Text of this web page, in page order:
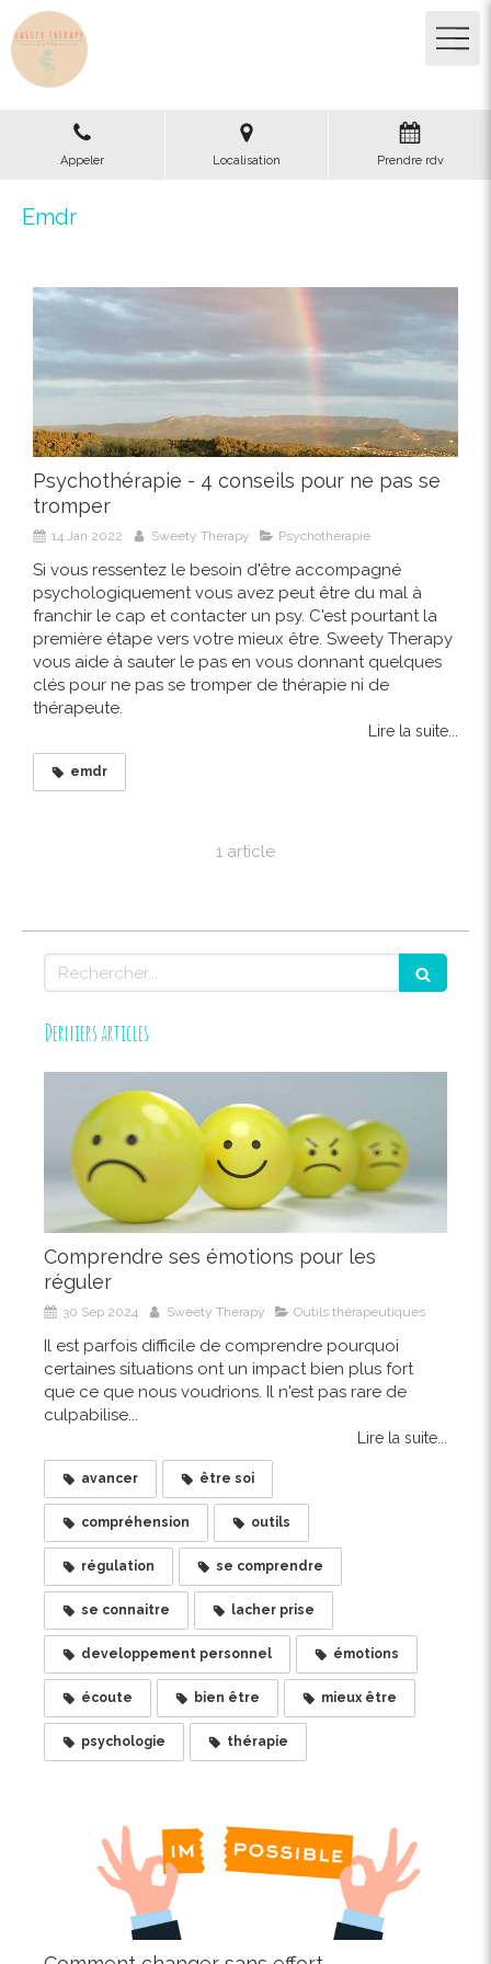
Appeler Localisation Prendre rdv
Emdr
Psychothérapie - 4 conseils pour ne pas se
tromper
14 Jan 2022 Sweety Therapy Psychothérapie
Si vous ressentez le besoin d'être accompagné
psychologiquement vous avez peut être du mal à
franchir le cap et contacter un psy. C'est pourtant la
première étape vers votre mieux être. Sweety Therapy
vous aide à sauter le pas en vous donnant quelques
clés pour ne pas se tromper de thérapie ni de
thérapeute.
Lire la suite...
emdr
1 article
Rechercher
Derniers articles
Comprendre ses émotions pour les
réguler
30 Sep 2024 Sweety Therapy Outils thérapeutiques
Il est parfois difficile de comprendre pourquoi
certaines situations ont un impact bien plus fort
que ce que nous voudrions. Il n'est pas rare de
culpabilise...
Lire la suite...
avancer être soi
compréhension outils
régulation se comprendre
se connaitre lacher prise
developpement personnel émotions
écoute bien être mieux être
psychologie thérapie